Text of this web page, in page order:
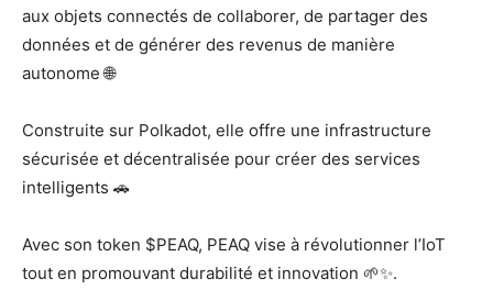
aux objets connectés de collaborer, de partager des
données et de générer des revenus de manière
autonome 🌐
Construite sur Polkadot, elle offre une infrastructure
sécurisée et décentralisée pour créer des services
intelligents 🚗
Avec son token $PEAQ, PEAQ vise à révolutionner l’IoT
tout en promouvant durabilité et innovation 🌱✨.